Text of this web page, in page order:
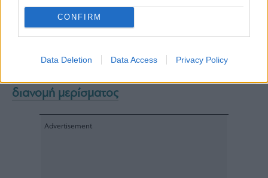
CONFIRM
Data Deletion Data Access Privacy Policy
Διαβάστε επίσης
SpaceX: Η μετοχή της υποχωρεί κατά 5%,
πολυήμερη άνοδο
διανομή μερίσματος